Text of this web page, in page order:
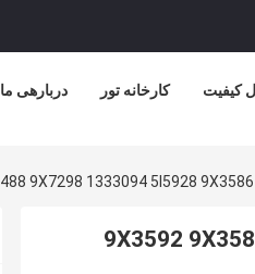
دربارهی ما کارخانه تور کیفیت
1333098 0996922